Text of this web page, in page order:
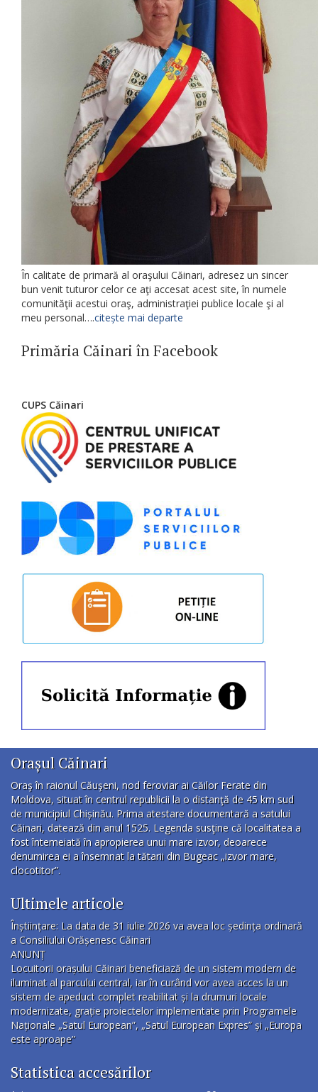
În calitate de primară al oraşului Căinari, adresez un sincer
bun venit tuturor celor ce aţi accesat acest site, în numele
comunităţii acestui oraş, administraţiei publice locale şi al
meu personal….citește mai departe
Primăria Căinari în Facebook
CUPS Căinari
Orașul Căinari
Oraş în raionul Căuşeni, nod feroviar ai Căilor Ferate din
Moldova, situat în centrul republicii la o distanţă de 45 km sud
de municipiul Chișinău. Prima atestare documentară a satului
Căinari, datează din anul 1525. Legenda susţine că localitatea a
fost întemeiată în apropierea unui mare izvor, deoarece
denumirea ei a însemnat la tătarii din Bugeac „izvor mare,
clocotitor”.
Ultimele articole
Înștiințare: La data de 31 iulie 2026 va avea loc ședința ordinară
a Consiliului Orășenesc Căinari
ANUNȚ
Locuitorii orașului Căinari beneficiază de un sistem modern de
iluminat al parcului central, iar în curând vor avea acces la un
sistem de apeduct complet reabilitat și la drumuri locale
modernizate, grație proiectelor implementate prin Programele
Naționale „Satul European”, „Satul European Expres” și „Europa
este aproape”
Statistica accesărilor